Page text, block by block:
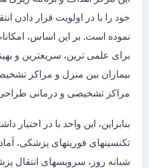
خود را با در اولویت قرار دادن
نموده است. بر این اساس،
برای علمی ترین، سریعترین و
بیماران بین منزل و مراکز
مراکز تشخیصی و درمانی
بنابراین، این واحد با در اختیار
تکنسینهای فوریتهای پزشکی،
شبانه روز، سرویسهای انتقال